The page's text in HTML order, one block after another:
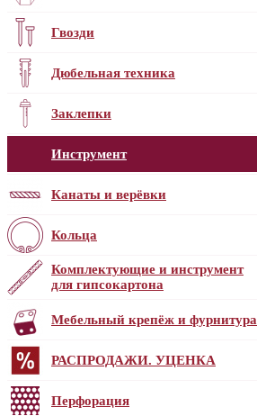
Гвозди
Дюбельная техника
Заклепки
Инструмент
Канаты и верёвки
Кольца
Комплектующие и инструмент
для гипсокартона
Мебельный крепёж и фурнитура
РАСПРОДАЖИ. УЦЕНКА
Перфорация